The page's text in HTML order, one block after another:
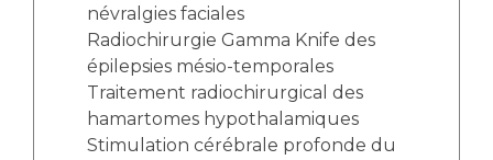
névralgies faciales
Radiochirurgie Gamma Knife des
épilepsies mésio-temporales
Traitement radiochirurgical des
hamartomes hypothalamiques
Stimulation cérébrale profonde du